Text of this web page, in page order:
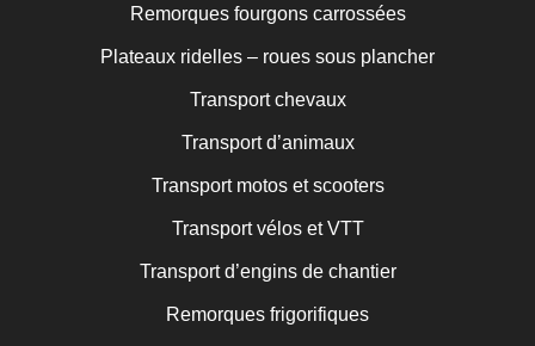
Remorques fourgons carrossées
Plateaux ridelles – roues sous plancher
Transport chevaux
Transport d’animaux
Transport motos et scooters
Transport vélos et VTT
Transport d’engins de chantier
Remorques frigorifiques